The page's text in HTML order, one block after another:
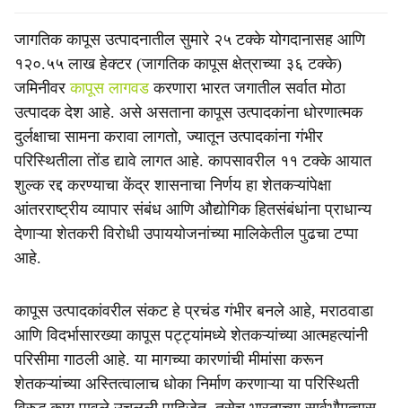
जागतिक कापूस उत्पादनातील सुमारे २५ टक्के योगदानासह आणि
१२०.५५ लाख हेक्टर (जागतिक कापूस क्षेत्राच्या ३६ टक्के)
जमिनीवरकापूस लागवडकरणारा भारत जगातील सर्वात मोठा
उत्पादक देश आहे. असे असताना कापूस उत्पादकांना धोरणात्मक
दुर्लक्षाचा सामना करावा लागतो, ज्यातून उत्पादकांना गंभीर
परिस्थितीला तोंड द्यावे लागत आहे. कापसावरील ११ टक्के आयात
शुल्क रद्द करण्याचा केंद्र शासनाचा निर्णय हा शेतकऱ्यांपेक्षा
आंतरराष्ट्रीय व्यापार संबंध आणि औद्योगिक हितसंबंधांना प्राधान्य
देणाऱ्या शेतकरी विरोधी उपाययोजनांच्या मालिकेतील पुढचा टप्पा
आहे.
कापूस उत्पादकांवरील संकट हे प्रचंड गंभीर बनले आहे, मराठवाडा
आणि विदर्भासारख्या कापूस पट्ट्यांमध्ये शेतकऱ्यांच्या आत्महत्यांनी
परिसीमा गाठली आहे. या मागच्या कारणांची मीमांसा करून
शेतकऱ्यांच्या अस्तित्वालाच धोका निर्माण करणाऱ्या या परिस्थिती